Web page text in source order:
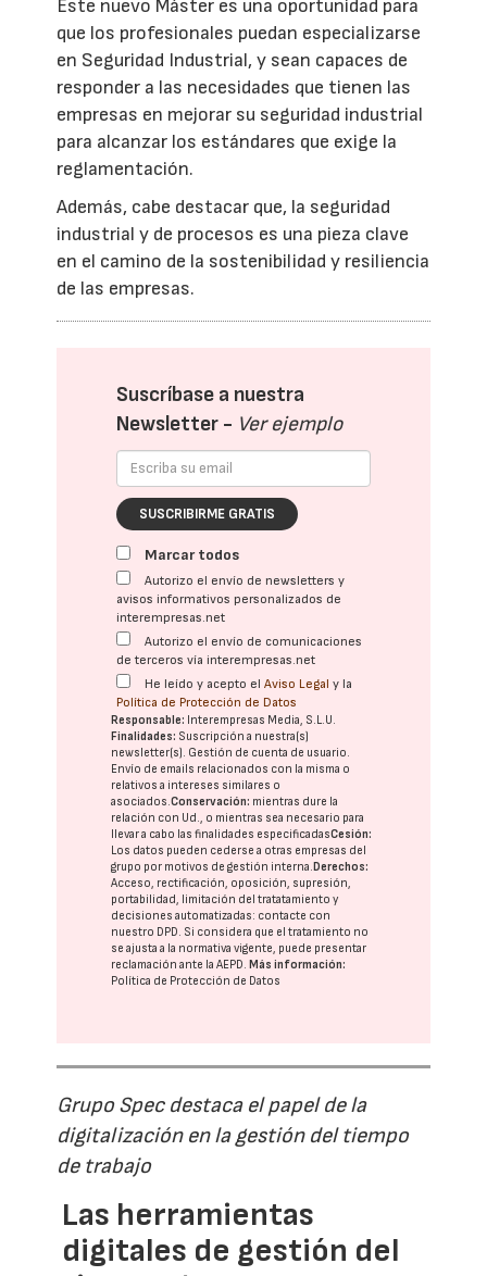
Este nuevo Máster es una oportunidad para
que los profesionales puedan especializarse
en Seguridad Industrial, y sean capaces de
responder a las necesidades que tienen las
empresas en mejorar su seguridad industrial
para alcanzar los estándares que exige la
reglamentación.
Además, cabe destacar que, la seguridad
industrial y de procesos es una pieza clave
en el camino de la sostenibilidad y resiliencia
de las empresas.
Suscríbase a nuestra
Newsletter - Ver ejemplo
SUSCRIBIRME GRATIS
Marcar todos
Autorizo el envío de newsletters y
avisos informativos personalizados de
interempresas.net
Autorizo el envío de comunicaciones
de terceros vía interempresas.net
He leído y acepto elAviso Legal y la
Política de Protección de Datos
Responsable: Interempresas Media, S.L.U.
Finalidades: Suscripción a nuestra(s)
newsletter(s). Gestión de cuenta de usuario.
Envío de emails relacionados con la misma o
relativos a intereses similares o
asociados.Conservación: mientras dure la
relación con Ud., o mientras sea necesario para
llevar a cabo las finalidades especificadasCesión:
Los datos pueden cederse a otras empresas del
grupo por motivos de gestión interna.Derechos:
Acceso, rectificación, oposición, supresión,
portabilidad, limitación del tratatamiento y
decisiones automatizadas: contacte con
nuestro DPD. Si considera que el tratamiento no
se ajusta a la normativa vigente, puede presentar
reclamación ante laAEPD.Más información:
Política de Protección de Datos
Grupo Spec destaca el papel de la
digitalización en la gestión del tiempo
de trabajo
Las herramientas
digitales de gestión del